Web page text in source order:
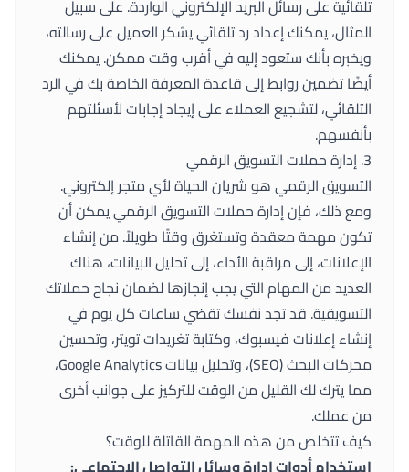
تلقائية على رسائل البريد الإلكتروني الواردة. على سبيل
المثال، يمكنك إعداد رد تلقائي يشكر العميل على رسالته،
ويخبره بأنك ستعود إليه في أقرب وقت ممكن. يمكنك
أيضًا تضمين روابط إلى قاعدة المعرفة الخاصة بك في الرد
التلقائي، لتشجيع العملاء على إيجاد إجابات لأسئلتهم
بأنفسهم.
3. إدارة حملات التسويق الرقمي
التسويق الرقمي هو شريان الحياة لأي متجر إلكتروني.
ومع ذلك، فإن إدارة حملات التسويق الرقمي يمكن أن
تكون مهمة معقدة وتستغرق وقتًا طويلاً. من إنشاء
الإعلانات، إلى مراقبة الأداء، إلى تحليل البيانات، هناك
العديد من المهام التي يجب إنجازها لضمان نجاح حملاتك
التسويقية. قد تجد نفسك تقضي ساعات كل يوم في
إنشاء إعلانات فيسبوك، وكتابة تغريدات تويتر، وتحسين
محركات البحث (SEO)، وتحليل بيانات Google Analytics،
مما يترك لك القليل من الوقت للتركيز على جوانب أخرى
من عملك.
كيف تتخلص من هذه المهمة القاتلة للوقت؟
استخدام أدوات إدارة وسائل التواصل الاجتماعي: